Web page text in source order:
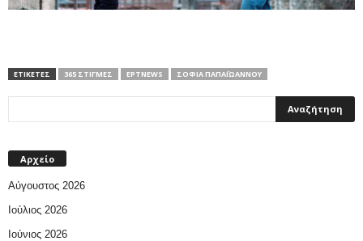
ΕΤΙΚΕΤΕΣ 365 ΣΤΙΓΜΈΣ ΕΡΤNEWS ΣΟΦΊΑ ΠΑΠΑΪΩΆΝΝΟΥ
Αρχείο
Αύγουστος 2026
Ιούλιος 2026
Ιούνιος 2026